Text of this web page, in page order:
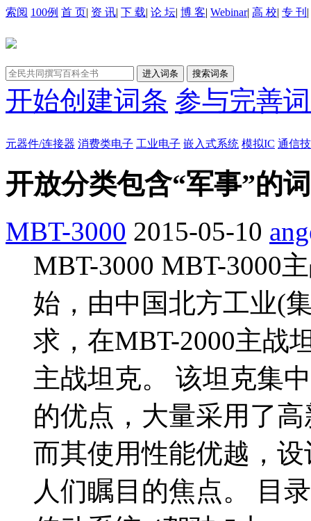
索阅 100例 首 页| 资 讯| 下 载| 论 坛| 博 客| Webinar| 高 校| 专 刊 |
开始创建词条 参与完善
元器件/连接器 消费类电子 工业电子 嵌入式系统 模拟IC 通信
开放分类包含“军事”的
MBT-3000 2015-05-10
MBT-3000 MBT-3000
始，由中国北方工业(
求，在MBT-2000主战
主战坦克。 该坦克集
的优点，大量采用了
而其使用性能优越，
人们瞩目的焦点。 目